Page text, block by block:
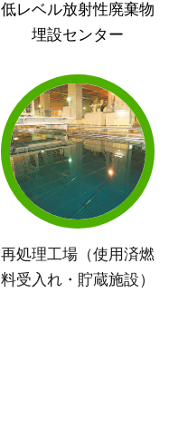
低レベル放射性廃棄物
埋設センター
再処理工場（使用済燃
料受入れ・貯蔵施設）